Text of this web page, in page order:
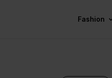
Fashion